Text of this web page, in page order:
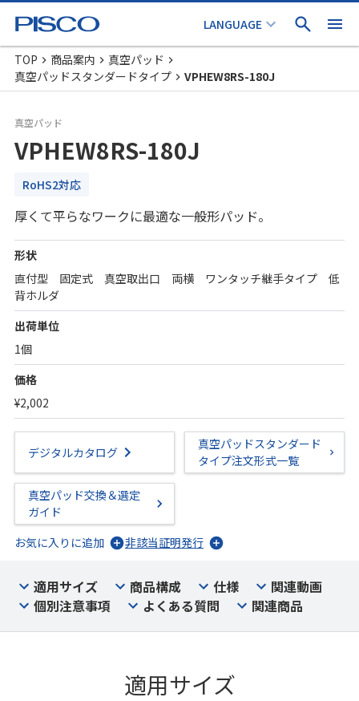
TOP 商品案内
真空パッド
真空パッドスタンダードタイプ
VPHEW8RS-180J
真空パッド
VPHEW8RS-180J
RoHS2対応
厚くて平らなワークに最適な一般形パッド。
形状
直付型 固定式 真空取出口 両横 ワンタッチ継手タイプ 低
背ホルダ
出荷単位
1個
価格
¥2,002
デジタルカタログ
真空パッドスタンダード
タイプ注文形式一覧
真空パッド交換＆選定
ガイド
お気に入りに追加
非該当証明発行
適用サイズ 商品構成 仕様
関連動画
個別注意事項
よくある質問 関連商品
適用サイズ